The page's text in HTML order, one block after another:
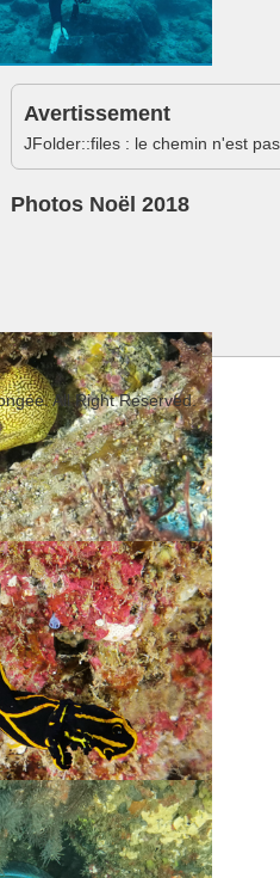
Avertissement
JFolder::files : le chemin n'est
Photos Noël 2018
All Right Reserved.